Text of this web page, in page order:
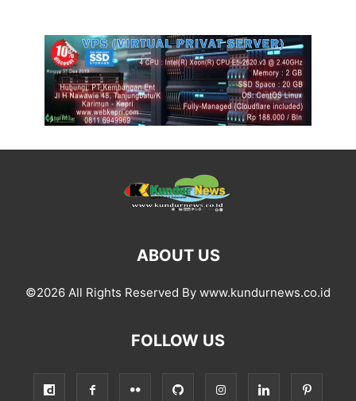
ABOUT US
©2026 All Rights Reserved By www.kundurnews.co.id
FOLLOW US